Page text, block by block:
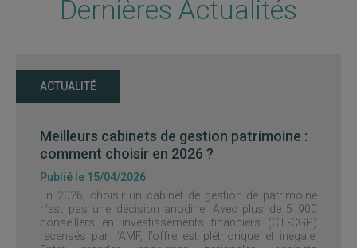
Dernières Actualités
ACTUALITÉ
Meilleurs cabinets de gestion patrimoine :
comment choisir en 2026 ?
Publié le 15/04/2026
En 2026, choisir un cabinet de gestion de patrimoine
n’est pas une décision anodine. Avec plus de 5 900
conseillers en investissements financiers (CIF-CGP)
recensés par l’AMF, l’offre est pléthorique et inégale.